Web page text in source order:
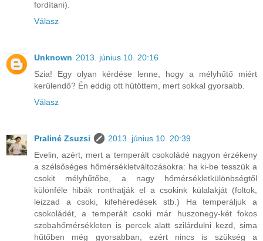
fordítani).
Válasz
Unknown 2013. június 10. 20:16
Szia! Egy olyan kérdése lenne, hogy a mélyhűtő miért
kerülendő? Én eddig ott hűtöttem, mert sokkal gyorsabb.
Válasz
Praliné Zsuzsi
2013. június 10. 20:39
Evelin, azért, mert a temperált csokoládé nagyon érzékeny
a szélsőséges hőmérsékletváltozásokra: ha ki-be tesszük a
csokit mélyhűtőbe, a nagy hőmérsékletkülönbségtől
különféle hibák ronthatják el a csokink külalakját (foltok,
leizzad a csoki, kifehéredések stb.) Ha temperáljuk a
csokoládét, a temperált csoki már huszonegy-két fokos
szobahőmérsékleten is percek alatt szilárdulni kezd, sima
hűtőben még gyorsabban, ezért nincs is szükség a